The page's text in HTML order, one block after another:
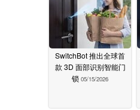
SwitchBot 推出全球首
款 3D 面部识别智能门
锁 05/15/2026